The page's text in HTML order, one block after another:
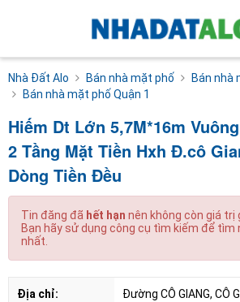
Nhà Đất Alo Bán nhà mặt phố
Bán nhà
Bán nhà mặt phố Quận 1
Hiếm Dt Lớn 5,7M*16m
2 Tầng Mặt Tiền Hxh Đ.cô
Dòng Tiền Đều
Tin đăng đã hết hạn nên không còn giá trị
Bạn hãy sử dụng công cụ tìm kiếm để tìm
nhất.
Địa chỉ:
Đường CÔ GIANG, CÔ